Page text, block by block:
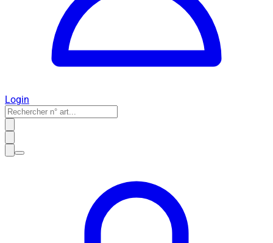
Login